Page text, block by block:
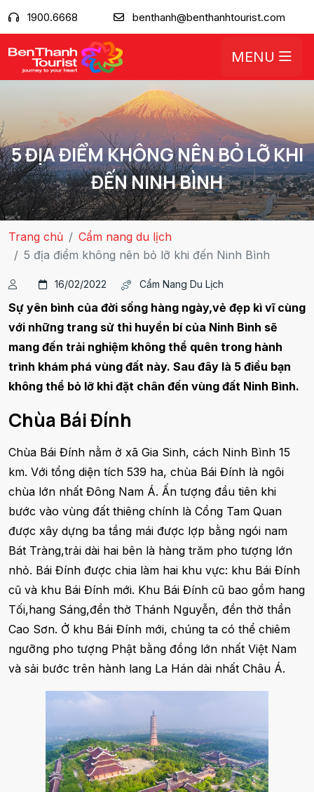
1900.6668 benthanh@benthanhtourist.com
MENU
5 ĐỊA ĐIỂM KHÔNG NÊN BỎ LỠ KHI
ĐẾN NINH BÌNH
Trang chủ
Cẩm nang du lịch
5 địa điểm không nên bỏ lỡ khi đến Ninh Bình
16/02/2022 Cẩm Nang Du Lịch
Sự yên bình của đời sống hàng ngày,vẻ đẹp kì vĩ cùng
với những trang sử thi huyền bí của Ninh Bình sẽ
mang đến trải nghiệm không thể quên trong hành
trình khám phá vùng đất này. Sau đây là 5 điều bạn
không thể bỏ lỡ khi đặt chân đến vùng đất Ninh Bình.
Chùa Bái Đính
Chùa Bái Đính nằm ở xã Gia Sinh, cách Ninh Bình 15
km. Với tổng diện tích 539 ha, chùa Bái Đính là ngôi
chùa lớn nhất Đông Nam Á. Ấn tượng đầu tiên khi
bước vào vùng đất thiêng chính là Cổng Tam Quan
được xây dựng ba tầng mái được lợp bằng ngói nam
Bát Tràng,trải dài hai bên là hàng trăm pho tượng lớn
nhỏ. Bái Đính được chia làm hai khu vực: khu Bái Đính
cũ và khu Bái Đính mới. Khu Bái Đính cũ bao gồm hang
Tối,hang Sáng,đền thờ Thánh Nguyễn, đền thờ thần
Cao Sơn. Ở khu Bái Đính mới, chúng ta có thể chiêm
ngưỡng pho tượng Phật bằng đồng lớn nhất Việt Nam
và sải bước trên hành lang La Hán dài nhất Châu Á.